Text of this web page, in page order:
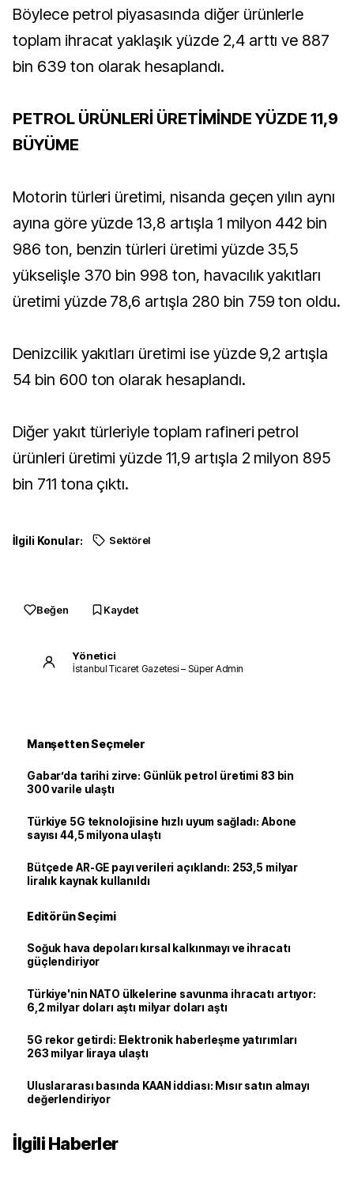
Böylece petrol piyasasında diğer ürünlerle
toplam ihracat yaklaşık yüzde 2,4 arttı ve 887
bin 639 ton olarak hesaplandı.
PETROL ÜRÜNLERİ ÜRETİMİNDE YÜZDE 11,9
BÜYÜME
Motorin türleri üretimi, nisanda geçen yılın aynı
ayına göre yüzde 13,8 artışla 1 milyon 442 bin
986 ton, benzin türleri üretimi yüzde 35,5
yükselişle 370 bin 998 ton, havacılık yakıtları
üretimi yüzde 78,6 artışla 280 bin 759 ton oldu.
Denizcilik yakıtları üretimi ise yüzde 9,2 artışla
54 bin 600 ton olarak hesaplandı.
Diğer yakıt türleriyle toplam rafineri petrol
ürünleri üretimi yüzde 11,9 artışla 2 milyon 895
bin 711 tona çıktı.
İlgili Konular: Sektörel
Beğen Kaydet
Yönetici
İstanbul Ticaret Gazetesi – Süper Admin
Manşetten Seçmeler
Gabar’da tarihi zirve: Günlük petrol üretimi 83 bin
300 varile ulaştı
Türkiye 5G teknolojisine hızlı uyum sağladı: Abone
sayısı 44,5 milyona ulaştı
Bütçede AR-GE payı verileri açıklandı: 253,5 milyar
liralık kaynak kullanıldı
Editörün Seçimi
Soğuk hava depoları kırsal kalkınmayı ve ihracatı
güçlendiriyor
Türkiye'nin NATO ülkelerine savunma ihracatı artıyor:
6,2 milyar doları aştı milyar doları aştı
5G rekor getirdi: Elektronik haberleşme yatırımları
263 milyar liraya ulaştı
Uluslararası basında KAAN iddiası: Mısır satın almayı
değerlendiriyor
İlgili Haberler